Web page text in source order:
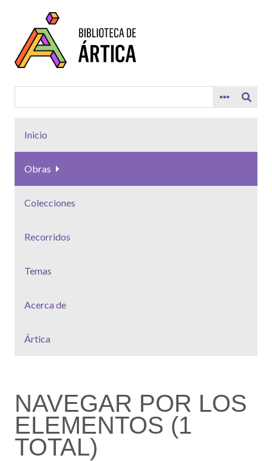
contenido
principal
Inicio
Obras
Colecciones
Recorridos
Temas
Acerca de
Ártica
NAVEGAR POR LOS
ELEMENTOS (1
TOTAL)